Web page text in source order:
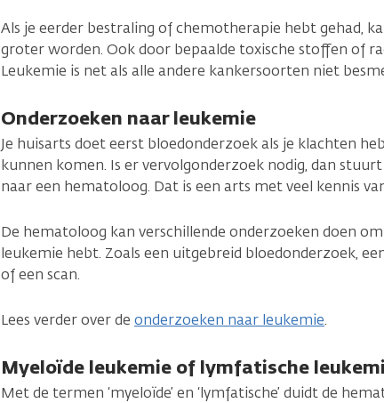
Als je eerder bestraling of chemotherapie hebt gehad,
groter worden. Ook door bepaalde toxische stoffen of
Leukemie is net als alle andere kankersoorten niet
Onderzoeken naar leukemie
Je huisarts doet eerst bloedonderzoek als je klachten
kunnen komen. Is er vervolgonderzoek nodig, dan
naar een hematoloog. Dat is een arts met veel kennis
De hematoloog kan verschillende onderzoeken doen
leukemie hebt. Zoals een uitgebreid bloedonderzoek,
of een scan.
Lees verder over de onderzoeken naar leukemie.
Myeloïde leukemie of lymfatische
Met de termen ‘myeloïde’ en ‘lymfatische’ duidt de